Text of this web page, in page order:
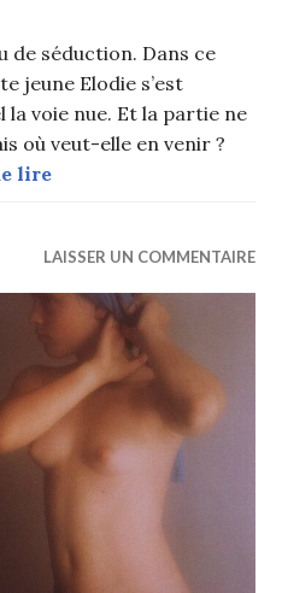
de séduction. Dans ce
jeune Elodie s’est
voie nue. Et la partie ne
où veut-elle en venir ?
lireDeux allumeuses pour
LAISSER UN COMMENTAIRE